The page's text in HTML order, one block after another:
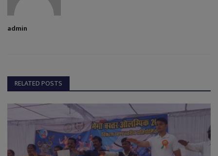
admin
RELATED POSTS